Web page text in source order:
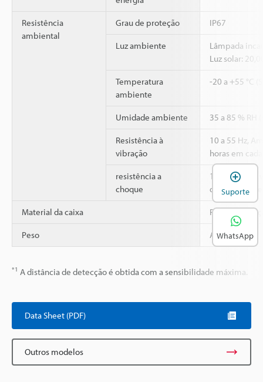
Resistência
ambiental
Grau de proteção IP67
Luz ambiente
Lâmpada
Luz solar:
Temperatura
ambiente
-20 a +55 °C
Umidade ambiente 35 a 85 % RH
Resistência à
vibração
10 a 55 Hz,
horas em
resistência a
choque
1,000 m/s
direções X, Y
Material da caixa Plástico
Peso Aprox. 40 g
*1 A distância de detecção é obtida com a sensibilidade máxima.
Data Sheet (PDF)
Outros modelos
Suporte
WhatsApp